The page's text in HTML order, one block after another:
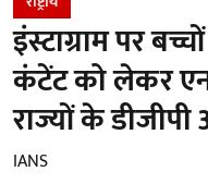
इंस्टाग्राम पर
कंटेंट को लेकर
राज्यों के
IANS